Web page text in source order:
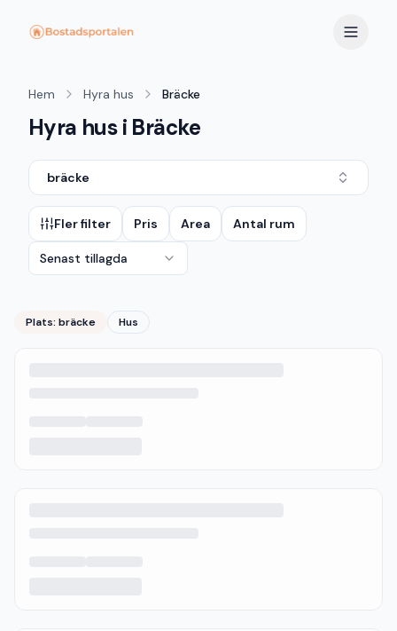
Hem Hyra hus Bräcke
Hyra hus i Bräcke
bräcke
Fler filter Pris Area Antal rum
Senast tillagda
Plats: bräcke Hus